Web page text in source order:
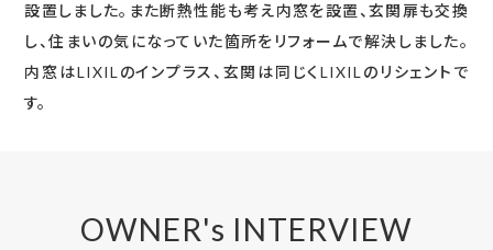
設置しました。また断熱性能も考え内窓を設置、玄関扉も交換
し、住まいの気になっていた箇所をリフォームで解決しました。
内窓はLIXILのインプラス、玄関は同じくLIXILのリシェントで
す。
OWNER's INTERVIEW